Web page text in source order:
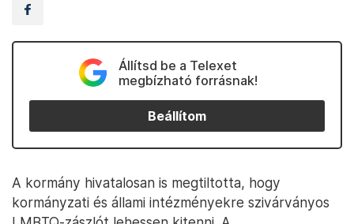
Állítsd be a Telexet
megbízható forrásnak!
Beállítom
A kormány hivatalosan is megtiltotta, hogy
kormányzati és állami intézményekre szivárványos